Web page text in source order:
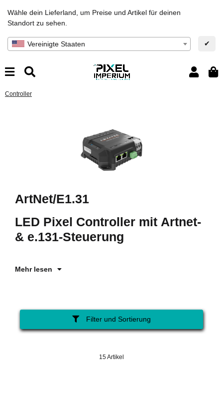
Wähle dein Lieferland, um Preise und Artikel für deinen
Standort zu sehen.
Vereinigte Staaten ✔
Controller
ArtNet/E1.31
LED Pixel Controller mit Artnet-
& e.131-Steuerung
Mehr lesen
Filter und Sortierung
15 Artikel